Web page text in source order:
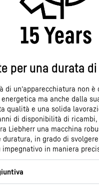
per una durata di
di un’apparecchiatura non è
ma anche dalla
qualità e una solida
di disponibilità di
Liebherr una macchina
duratura, in grado di
in maniera